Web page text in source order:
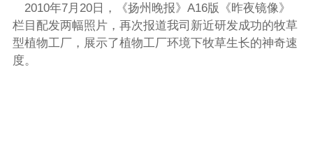
2010年7月20日，《扬州晚报》A16版《昨夜镜像》
栏目配发两幅照片，再次报道我司新近研发成功的牧草
型植物工厂，展示了植物工厂环境下牧草生长的神奇速
度。